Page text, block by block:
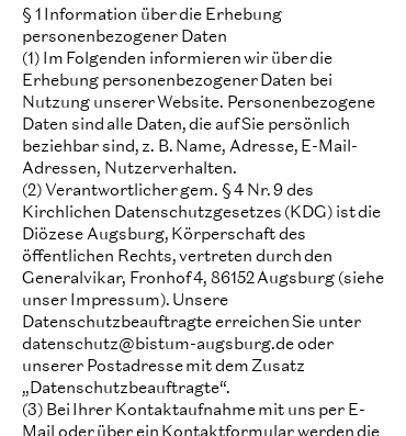
§ 1 Information über die Erhebung
personenbezogener Daten
(1) Im Folgenden informieren wir über die
Erhebung personenbezogener Daten bei
Nutzung unserer Website. Personenbezogene
Daten sind alle Daten, die auf Sie persönlich
beziehbar sind, z. B. Name, Adresse, E-Mail-
Adressen, Nutzerverhalten.
(2) Verantwortlicher gem. § 4 Nr. 9 des
Kirchlichen Datenschutzgesetzes (KDG) ist die
Diözese Augsburg, Körperschaft des
öffentlichen Rechts, vertreten durch den
Generalvikar, Fronhof 4, 86152 Augsburg (siehe
unser Impressum). Unsere
Datenschutzbeauftragte erreichen Sie unter
datenschutz@bistum-augsburg.de oder
unserer Postadresse mit dem Zusatz
„Datenschutzbeauftragte“.
(3) Bei Ihrer Kontaktaufnahme mit uns per E-
Mail oder über ein Kontaktformular werden die